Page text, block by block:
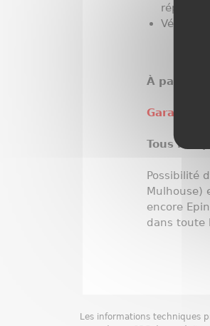
réponse
Vérins
À partir de
Garantie
Tous nos
Possibilité
Mulhouse)
encore
dans toute
Les informations techniques